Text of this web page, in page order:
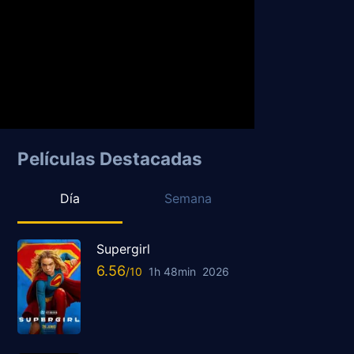
Películas Destacadas
Día Semana
Supergirl
6.56 1h 48min 2026